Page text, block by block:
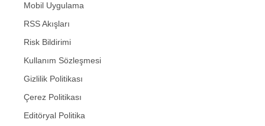
Mobil Uygulama
RSS Akışları
Risk Bildirimi
Kullanım Sözleşmesi
Gizlilik Politikası
Çerez Politikası
Editöryal Politika